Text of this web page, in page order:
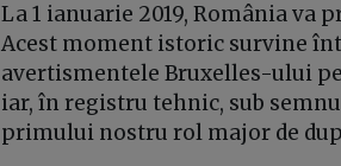
La 1 ianuarie 2019, România
Acest moment istoric survine
avertismentele Bruxelles-ului
iar, în registru tehnic, sub
primului nostru rol major de